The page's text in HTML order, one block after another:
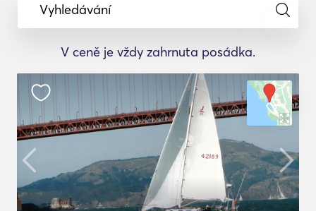
Vyhledávání
V ceně je vždy zahrnuta posádka.